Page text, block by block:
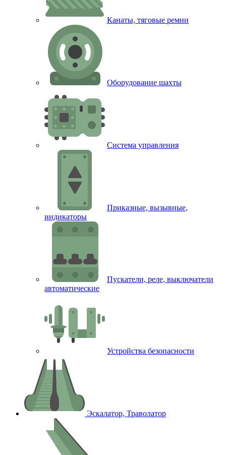
Канаты, тяговые ремни
Оборудование шахты
Система управления
Приказные, вызывные,
индикаторы
Пускатели, реле, выключатели
автоматические
Устройства безопасности
Эскалатор, Траволатор